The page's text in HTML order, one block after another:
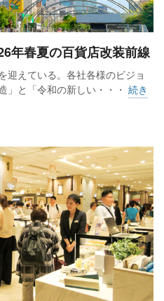
年春夏の百貨店改装前線
迎えている。各社各様のビジョ
」と「令和の新しい・・・ 続き